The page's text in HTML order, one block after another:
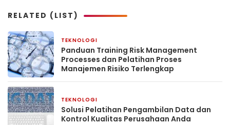
RELATED (LIST)
TEKNOLOGI
Panduan Training Risk Management
Processes dan Pelatihan Proses
Manajemen Risiko Terlengkap
TEKNOLOGI
Solusi Pelatihan Pengambilan Data dan
Kontrol Kualitas Perusahaan Anda